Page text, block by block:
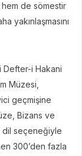
hem de sömestir
yakınlaşmasını
Defter-i Hakani
Müzesi,
geçmişine
Bizans ve
dil seçeneğiyle
300’den fazla